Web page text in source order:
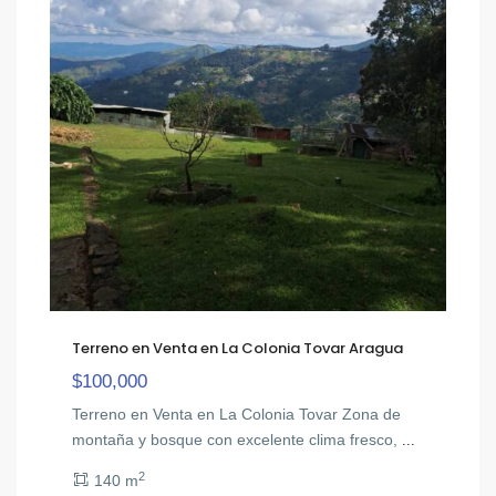
Terreno en Venta en La Colonia Tovar Aragua
$100,000
Terreno en Venta en La Colonia Tovar Zona de
montaña y bosque con excelente clima fresco, ...
140 m2